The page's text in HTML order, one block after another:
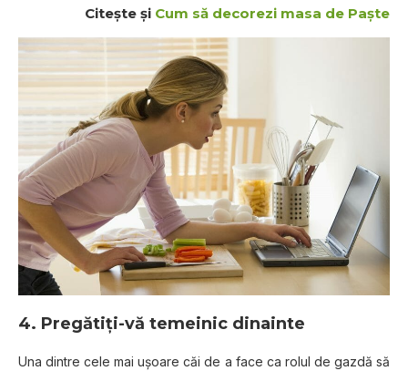
Citeşte şi Cum să decorezi masa de Paşte
4. Pregătiţi-vă temeinic dinainte
Una dintre cele mai uşoare căi de a face ca rolul de gazdă să